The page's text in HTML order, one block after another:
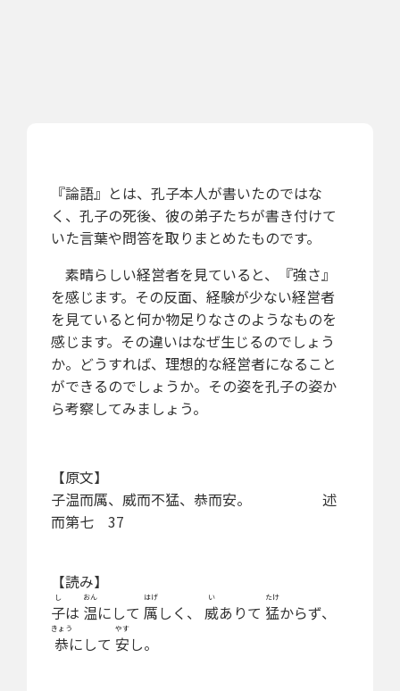
『論語』とは、孔子本人が書いたのではな
く、孔子の死後、彼の弟子たちが書き付けて
いた言葉や問答を取りまとめたものです。
素晴らしい経営者を見ていると、『強さ』
を感じます。その反面、経験が少ない経営者
を見ていると何か物足りなさのようなものを
感じます。その違いはなぜ生じるのでしょう
か。どうすれば、理想的な経営者になること
ができるのでしょうか。その姿を孔子の姿か
ら考察してみましょう。
【原文】
子温而厲、威而不猛、恭而安。 述
而第七 37
【読み】
子
し
は 温
おん
にして厲
はげ
しく、威
い
ありて 猛
たけ
からず、
恭
きょう
にして 安
やす
し。